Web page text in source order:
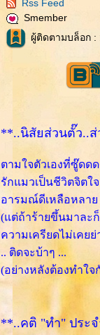
Rss Feed
Smember
ผู้ติดตามบล็อก :
**..นิสัยส่วนตั๊ว..
ตามใจตัวเองที่ซู๊ดดด
รักแมวเป็นชีวิตจิตใจ
อารมณ์ดีเหลือหลา
(แต่ถ้าร้ายขึ้นมาละ
ความเครียดไม่เคย
.. ติดจะบ้าๆ ...
(อย่างหลังต้องทำใ
**..คติ "ทำ" ประ